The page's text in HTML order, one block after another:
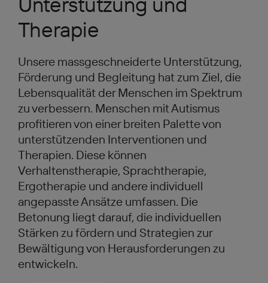
Therapie
Unsere massgeschneiderte Unterstützung,
Förderung und Begleitung hat zum Ziel, die
Lebensqualität der Menschen im Spektrum
zu verbessern. Menschen mit Autismus
profitieren von einer breiten Palette von
unterstützenden Interventionen und
Therapien. Diese können
Verhaltenstherapie, Sprachtherapie,
Ergotherapie und andere individuell
angepasste Ansätze umfassen. Die
Betonung liegt darauf, die individuellen
Stärken zu fördern und Strategien zur
Bewältigung von Herausforderungen zu
entwickeln.